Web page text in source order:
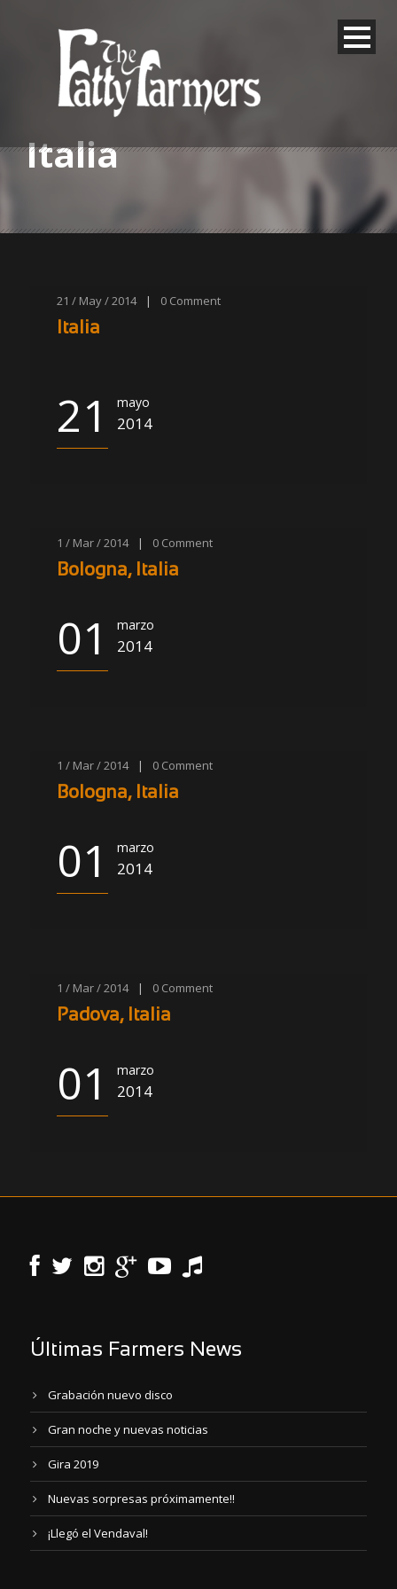
Italia
21 / May / 2014 | 0 Comment
Italia
21 mayo
2014
1 / Mar / 2014 | 0 Comment
Bologna, Italia
01 marzo
2014
1 / Mar / 2014 | 0 Comment
Bologna, Italia
01 marzo
2014
1 / Mar / 2014 | 0 Comment
Padova, Italia
01 marzo
2014
Últimas Farmers News
Grabación nuevo disco
Gran noche y nuevas noticias
Gira 2019
Nuevas sorpresas próximamente!!
¡Llegó el Vendaval!